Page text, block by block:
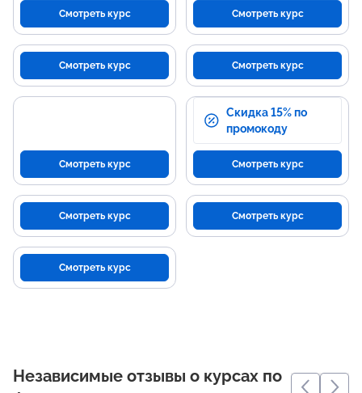
Смотреть курс Смотреть курс
Смотреть курс Смотреть курс
Смотреть курс
Скидка 15% по
промокоду
Смотреть курс
Смотреть курс Смотреть курс
Смотреть курс
Независимые отзывы о курсах по